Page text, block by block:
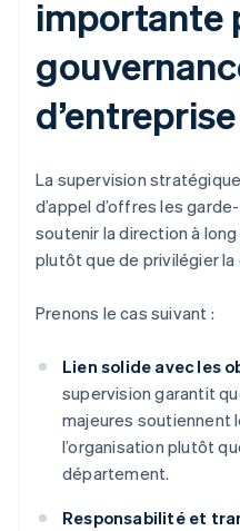
importante
La supervision
d’appel d’offres les
soutenir la direction à
plutôt que de privilégier
Prenons le cas suivant :
Lien solide avec les
supervision garantit
majeures soutiennent
l’organisation plutôt
département.
Responsabilité et